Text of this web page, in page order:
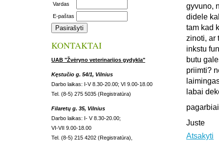
Vardas
E-paštas
KONTAKTAI
UAB "Žvėryno veterinarijos gydykla"
Kęstučio g. 54/1, Vilnius
Darbo laikas: I-V 8.30-20.00; VI 9.00-18.00
Tel. (8-5) 275 5035 (Registratūra)
Filaretų g. 35, Vilnius
Darbo laikas: I- V 8.30-20.00;
VI-VII 9.00-18.00
Tel. (8-5) 215 4202 (Registratūra),
gyvuno,
didele
tam kad
zinoti, ar
inkstu
butu
priimti?
labai
Juste
Atsakyti